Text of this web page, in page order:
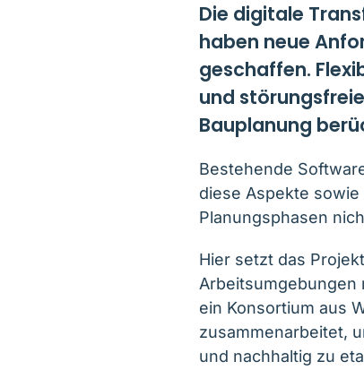
Die digitale
haben neue
geschaffen.
und
Bauplanung
Bestehende
diese Aspekte
Planungsphasen
Hier setzt das
Arbeitsumgebungen
ein Konsortium aus
zusammenarbeitet,
und nachhaltig zu